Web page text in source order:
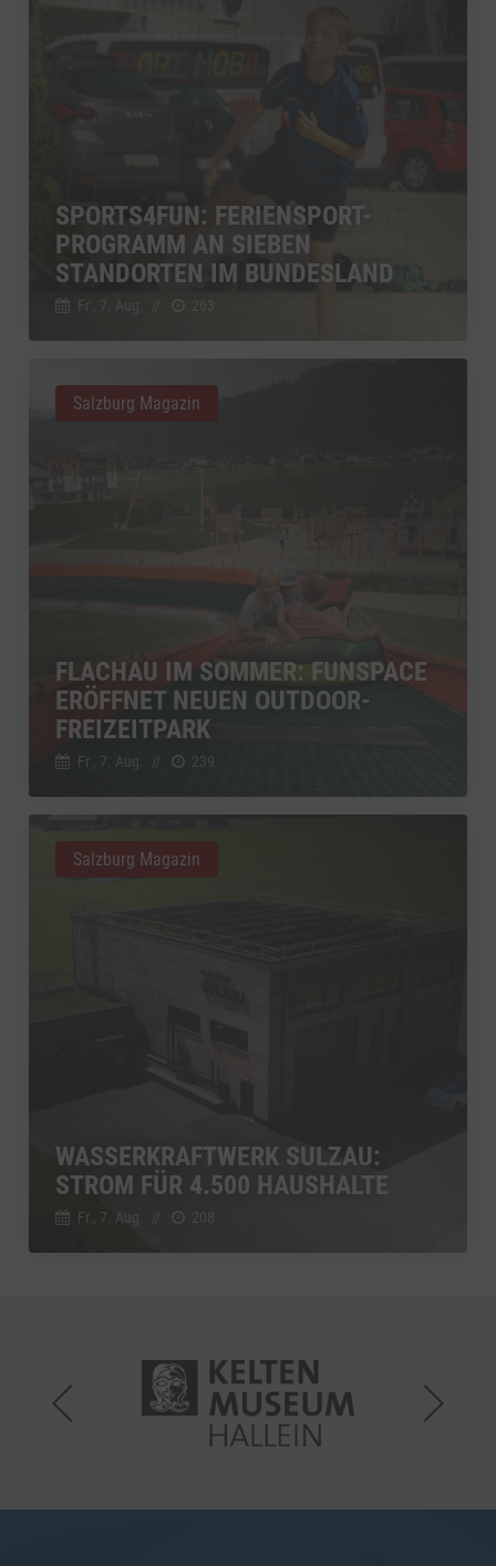
SPORTS4FUN: FERIENSPORT-
PROGRAMM AN SIEBEN
STANDORTEN IM BUNDESLAND
Fr., 7. Aug. 263
FLACHAU IM SOMMER: FUNSPACE
ERÖFFNET NEUEN OUTDOOR-
FREIZEITPARK
Fr., 7. Aug. // 239
Salzburg Magazin
WASSERKRAFTWERK SULZAU:
STROM FÜR 4.500 HAUSHALTE
Fr., 7. Aug.
Salzburg Magazin